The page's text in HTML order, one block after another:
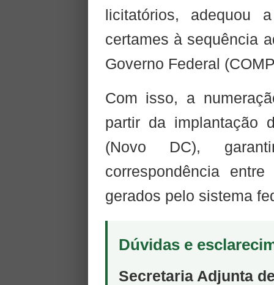
licitatórios, adequou
certames à sequência
Governo Federal
Com isso, a
partir da implantação
(Novo DC),
correspondência
gerados pelo sistema
Dúvidas e
Secretaria Adjunta